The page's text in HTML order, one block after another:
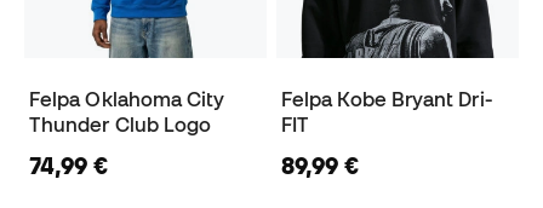
Felpa Oklahoma City
Thunder Club Logo
74,99 €
Felpa Kobe Bryant Dri-
FIT
89,99 €